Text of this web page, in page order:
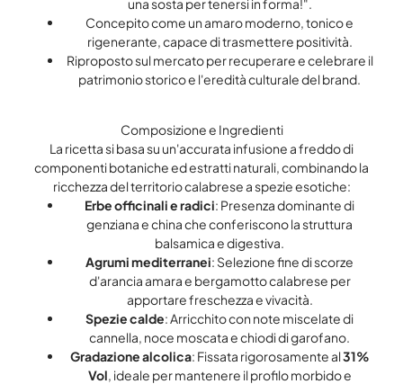
una sosta per tenersi in forma!".
Concepito come un amaro moderno, tonico e
rigenerante, capace di trasmettere positività.
Riproposto sul mercato per recuperare e celebrare il
patrimonio storico e l'eredità culturale del brand.
Composizione e Ingredienti
La ricetta si basa su un'accurata infusione a freddo di
componenti botaniche ed estratti naturali, combinando la
ricchezza del territorio calabrese a spezie esotiche:
Erbe officinali e radici: Presenza dominante di
genziana e china che conferiscono la struttura
balsamica e digestiva.
Agrumi mediterranei: Selezione fine di scorze
d'arancia amara e bergamotto calabrese per
apportare freschezza e vivacità.
Spezie calde: Arricchito con note miscelate di
cannella, noce moscata e chiodi di garofano.
Gradazione alcolica: Fissata rigorosamente al31%
Vol, ideale per mantenere il profilo morbido e